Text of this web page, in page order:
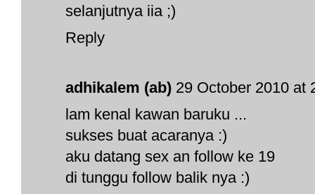
selanjutnya iia ;)
Reply
adhikalem (ab) 29 October 2010 at
lam kenal kawan baruku ...
sukses buat acaranya :)
aku datang sex an follow ke 19
di tunggu follow balik nya :)